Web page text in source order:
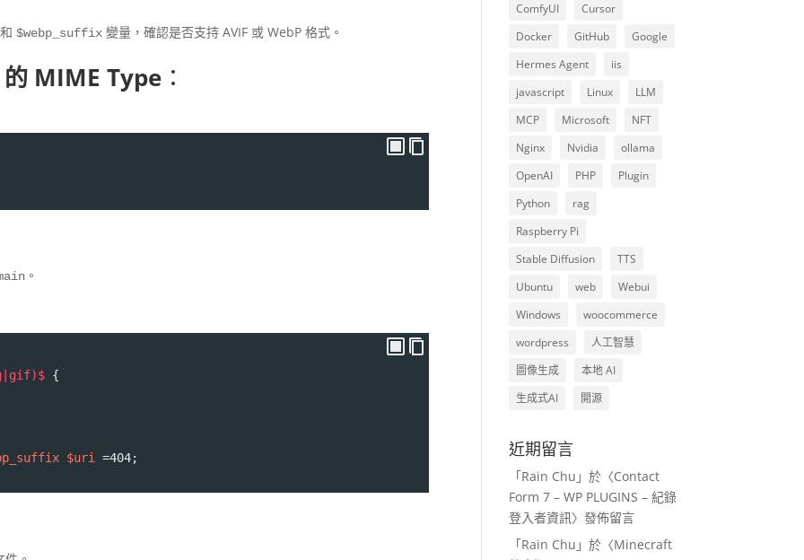
$webp_suffix 變量，確認是否支持 AVIF 或 WebP 格式。
MIME Type ：
。
{
$uri =404;
ComfyUI
Cursor
Docker
GitHub
Google
Hermes Agent
iis
javascript
Linux
LLM
MCP
Microsoft
NFT
Nginx
Nvidia
ollama
OpenAI
PHP
Plugin
Python
rag
Raspberry Pi
Stable Diffusion
TTS
Ubuntu
web
Webui
Windows
woocommerce
wordpress
人工智慧
圖像生成
本地 AI
生成式AI
開源
近期留言
「Rain Chu 」於〈Contact
Form 7 – WP PLUGINS – 紀錄
登入者資訊〉發佈留言
「Rain Chu 」於〈Minecraft